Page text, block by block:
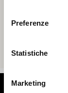
Preferenze
Statistiche
Marketing
Piè di pagina